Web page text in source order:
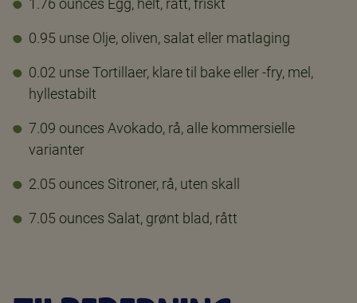
1.76 ounces Egg, helt, rått, friskt
0.95 unse Olje, oliven, salat eller matlaging
0.02 unse Tortillaer, klare til bake eller -fry, mel,
hyllestabilt
7.09 ounces Avokado, rå, alle kommersielle
varianter
2.05 ounces Sitroner, rå, uten skall
7.05 ounces Salat, grønt blad, rått